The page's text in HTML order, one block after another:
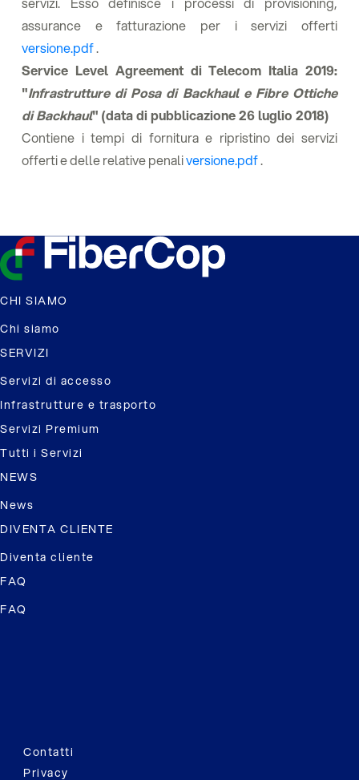
assurance e fatturazione per i servizi offerti
versione.pdf.
Service Level Agreement di Telecom Italia 2019:
"Infrastrutture di Posa di Backhaul e Fibre Ottiche
di Backhaul" (data di pubblicazione 26 luglio 2018)
Contiene i tempi di fornitura e ripristino dei servizi
offerti e delle relative penaliversione.pdf.
CHI SIAMO
Chi siamo
SERVIZI
Servizi di accesso
Infrastrutture e trasporto
Servizi Premium
Tutti i Servizi
NEWS
News
DIVENTA CLIENTE
Diventa cliente
FAQ
FAQ
Contatti
Privacy